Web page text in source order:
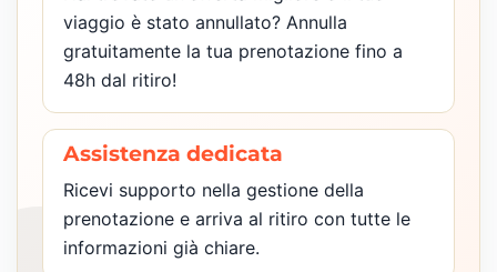
viaggio è stato annullato? Annulla
gratuitamente la tua prenotazione fino a
48h dal ritiro!
Assistenza dedicata
Ricevi supporto nella gestione della
prenotazione e arriva al ritiro con tutte le
informazioni già chiare.